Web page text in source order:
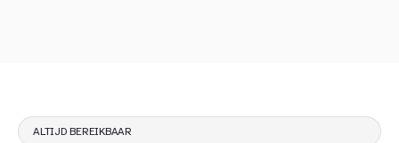
ALTIJD BEREIKBAAR